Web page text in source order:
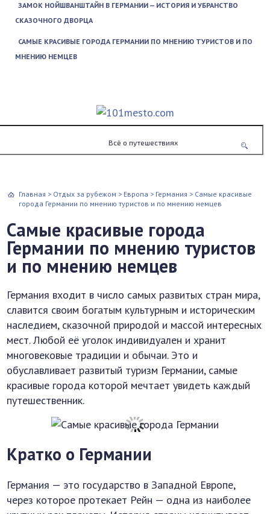
ЗАМОК НОЙШВАНШТАЙН В ГЕРМАНИИ — ИСТОРИЯ И УБРАНСТВО
СКАЗОЧНОГО ДВОРЦА
САМЫЕ КРАСИВЫЕ ГОРОДА ГЕРМАНИИ ПО МНЕНИЮ ТУРИСТОВ И ПО
МНЕНИЮ НЕМЦЕВ
Всё о путешествиях
Главная > Отдых за рубежом > Европа > Германия > Самые красивые
города Германии по мнению туристов и по мнению немцев
Самые красивые города
Германии по мнению туристов
и по мнению немцев
Германия входит в число самых развитых стран мира,
славится своим богатым культурным и историческим
наследием, сказочной природой и массой интересных
мест. Любой её уголок индивидуален и хранит
многовековые традиции и обычаи. Это и
обуславливает развитый туризм Германии, самые
красивые города которой мечтает увидеть каждый
путешественник.
Кратко о Германии
Германия — это государство в Западной Европе,
через которое протекает Рейн — одна из наиболее